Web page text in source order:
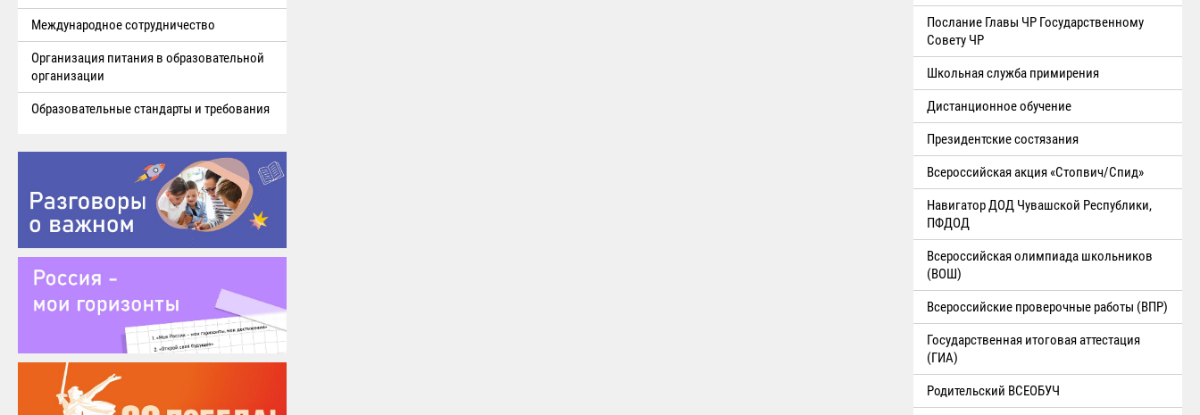
Международное сотрудничество
Организация питания в образовательной
организации
Образовательные стандарты и требования
Послание Главы ЧР Государственному
Совету ЧР
Школьная служба примирения
Дистанционное обучение
Президентские состязания
Всероссийская акция «Стопвич/Спид»
Навигатор ДОД Чувашской Республики,
ПФДОД
Всероссийская олимпиада школьников
(ВОШ)
Всероссийские проверочные работы (ВПР)
Государственная итоговая аттестация
(ГИА)
Родительский ВСЕОБУЧ